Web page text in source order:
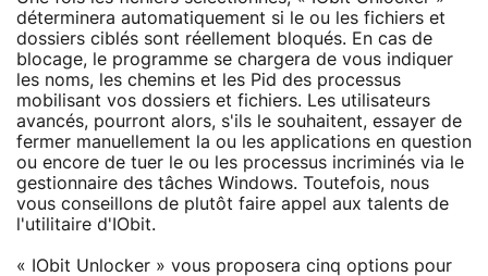
déterminera automatiquement si le ou les fichiers et
dossiers ciblés sont réellement bloqués. En cas de
blocage, le programme se chargera de vous indiquer
les noms, les chemins et les Pid des processus
mobilisant vos dossiers et fichiers. Les utilisateurs
avancés, pourront alors, s'ils le souhaitent, essayer de
fermer manuellement la ou les applications en question
ou encore de tuer le ou les processus incriminés via le
gestionnaire des tâches Windows. Toutefois, nous
vous conseillons de plutôt faire appel aux talents de
l'utilitaire d'IObit.
« IObit Unlocker » vous proposera cinq options pour